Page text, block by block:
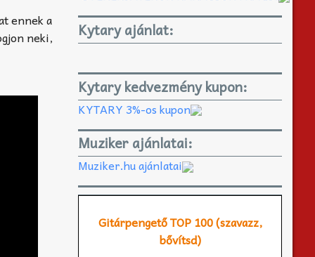
ennek a
neki,
Kytary ajánlat:
Kytary kedvezmény kupon:
KYTARY 3%-os kupon
Muziker ajánlatai:
Muziker.hu ajánlatai
Gitárpengető TOP 100 (szavazz,
bővítsd)